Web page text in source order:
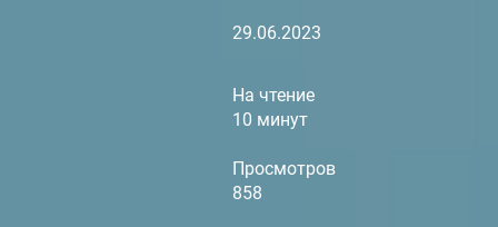
29.06.2023
На чтение
10 минут
Просмотров
858